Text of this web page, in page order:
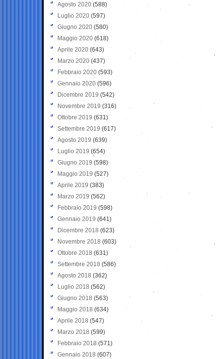
Agosto 2020 (588)
Luglio 2020 (597)
Giugno 2020 (580)
Maggio 2020 (618)
Aprile 2020 (643)
Marzo 2020 (437)
Febbraio 2020 (593)
Gennaio 2020 (596)
Dicembre 2019 (542)
Novembre 2019 (316)
Ottobre 2019 (631)
Settembre 2019 (617)
Agosto 2019 (639)
Luglio 2019 (654)
Giugno 2019 (598)
Maggio 2019 (527)
Aprile 2019 (383)
Marzo 2019 (562)
Febbraio 2019 (598)
Gennaio 2019 (641)
Dicembre 2018 (623)
Novembre 2018 (603)
Ottobre 2018 (631)
Settembre 2018 (586)
Agosto 2018 (362)
Luglio 2018 (562)
Giugno 2018 (563)
Maggio 2018 (634)
Aprile 2018 (547)
Marzo 2018 (599)
Febbraio 2018 (571)
Gennaio 2018 (607)